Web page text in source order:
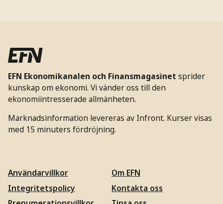
EFN Ekonomikanalen och Finansmagasinet sprider
kunskap om ekonomi. Vi vänder oss till den
ekonomiintresserade allmänheten.
Marknadsinformation levereras av Infront. Kurser visas
med 15 minuters fördröjning.
Användarvillkor
Integritetspolicy
Om EFN
Kontakta oss